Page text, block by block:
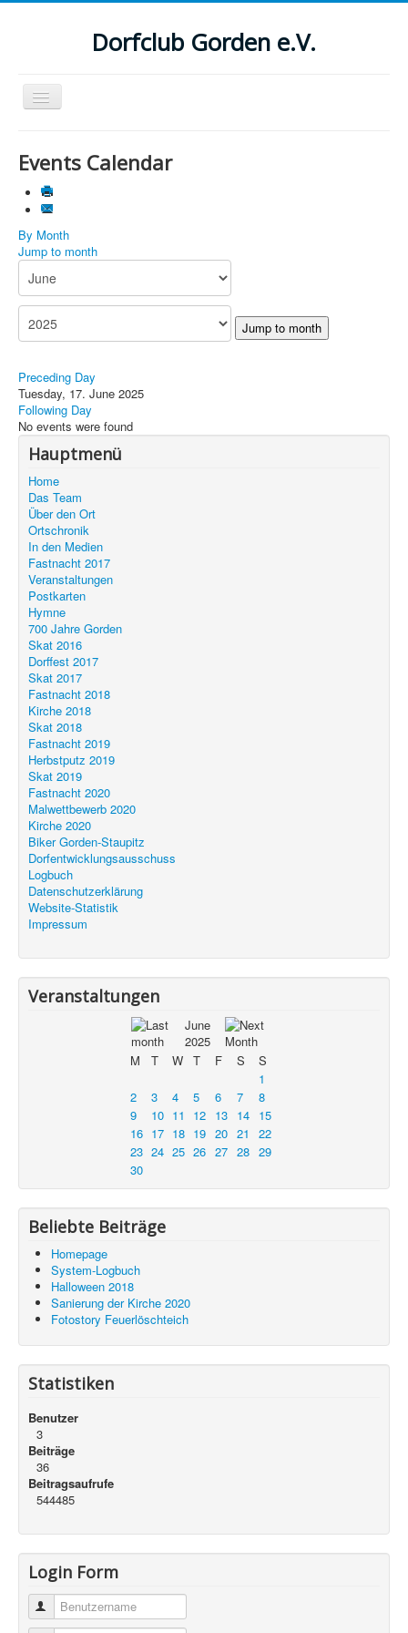
Dorfclub Gorden e.V.
Navigation
an/aus
Suchen
...
Events Calendar
By Month
Jump to month
Jump to month
Preceding Day
Tuesday, 17. June 2025
Following Day
No events were found
Hauptmenü
Home
Das Team
Über den Ort
Ortschronik
In den Medien
Fastnacht 2017
Veranstaltungen
Postkarten
Hymne
700 Jahre Gorden
Skat 2016
Dorffest 2017
Skat 2017
Fastnacht 2018
Kirche 2018
Skat 2018
Fastnacht 2019
Herbstputz 2019
Skat 2019
Fastnacht 2020
Malwettbewerb 2020
Kirche 2020
Biker Gorden-Staupitz
Dorfentwicklungsausschuss
Logbuch
Datenschutzerklärung
Website-Statistik
Impressum
Veranstaltungen
June
2025
M
T W T F S
S
1
2
3 4 5 6 7
8
9
10 11 12 13 14
15
16 17 18 19 20 21
22
23 24 25 26 27 28 29
30
Beliebte Beiträge
Homepage
System-Logbuch
Halloween 2018
Sanierung der Kirche 2020
Fotostory Feuerlöschteich
Statistiken
Benutzer
3
Beiträge
36
Beitragsaufrufe
544485
Login Form
Benutzername